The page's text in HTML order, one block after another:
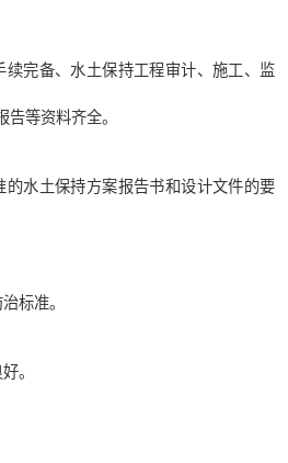
续完备、水土保持工程审计、施工、监
等资料齐全。
的水土保持方案报告书和设计文件的要
标准。
。